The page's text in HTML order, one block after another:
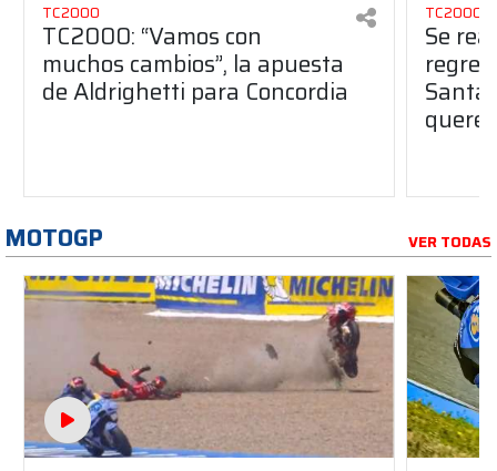
TC2000
TC2000: “Vamos con
muchos cambios”, la apuesta
de Aldrighetti para Concordia
TC2000
Se
Santa
MOTOGP VER TODAS